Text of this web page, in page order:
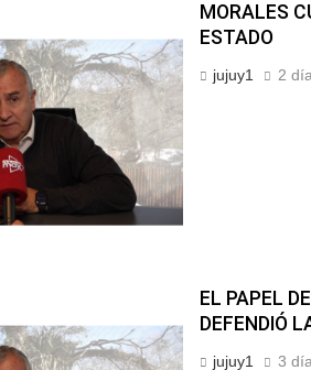
MORALES
ESTADO
jujuy1 2
EL PAPEL
DEFENDIÓ
jujuy1 3